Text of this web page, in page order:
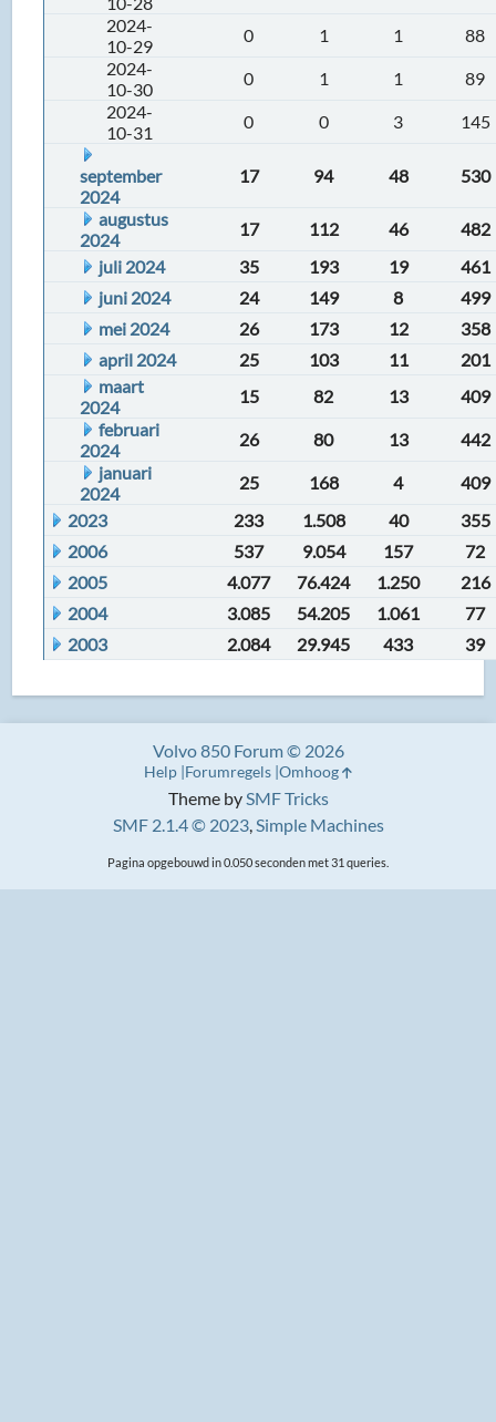
2024-
10-29
0 1 1
88
2024-
10-30
0 1 1
89
2024-
10-31
0 0 3 145
september
2024
17 94 48 530
augustus
2024
17 112 46
482
juli 2024
35 193 19
461
juni 2024
24 149 8
499
mei 2024
26 173 12
358
april 2024
25 103 11
201
maart
2024
15 82 13
409
februari
2024
26 80 13
442
januari
2024
25 168 4
409
2023
233 1.508 40
355
2006
537 9.054 157
72
2005
4.077 76.424 1.250
216
2004
3.085 54.205 1.061
77
2003
2.084 29.945 433 39
Theme bySMF Tricks
SMF 2.1.4 © 2023,Simple Machines
Volvo 850 Forum © 2026
Help Forumregels Omhoog
Pagina opgebouwd in 0.050 seconden met 31 queries.